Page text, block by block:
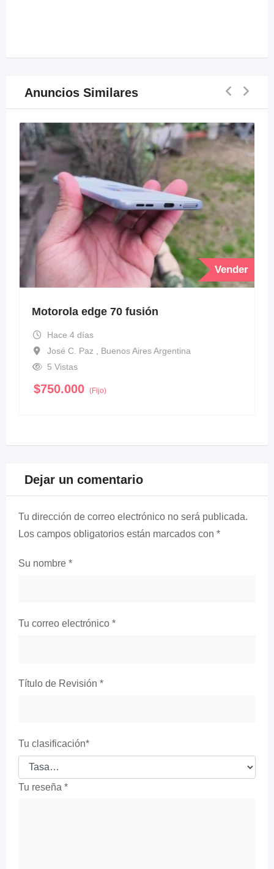
Anuncios Similares
Vender
Motorola edge 70 fusión
Hace 4 días
José C. Paz , Buenos Aires Argentina
5 Vistas
$750.000 (Fijo)
Dejar un comentario
Tu dirección de correo electrónico no será publicada.
Los campos obligatorios están marcados con *
Su nombre *
Tu correo electrónico *
Título de Revisión *
Tu clasificación*
Tu reseña *